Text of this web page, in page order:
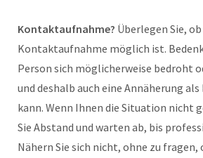
Kontaktaufnahme? Überlegen Sie,
Kontaktaufnahme möglich ist.
Person sich möglicherweise bedroht
und deshalb auch eine Annäherung
kann. Wenn Ihnen die Situation nicht
Sie Abstand und warten ab, bis
Nähern Sie sich nicht, ohne zu fragen,